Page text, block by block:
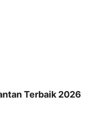
Terbaik 2026